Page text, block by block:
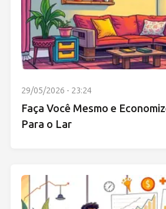
29/05/2026 - 23:24
Faça Você Mesmo e
Para o Lar